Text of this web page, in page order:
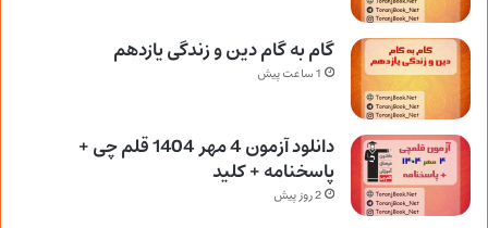
گام به گام دین و زندگی یازدهم
1 ساعت پیش
دانلود آزمون 4 مهر 1404 قلم چی +
پاسخنامه + کلید
2 روز پیش